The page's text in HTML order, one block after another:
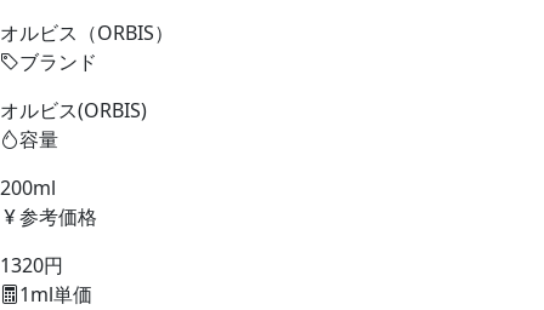
オルビス（ORBIS）
ブランド
オルビス(ORBIS)
容量
200ml
参考価格
1320円
1ml単価